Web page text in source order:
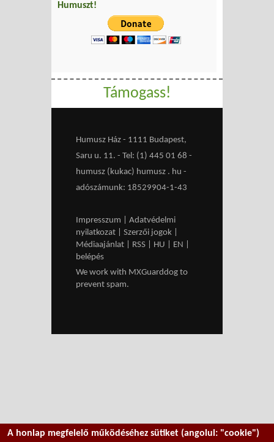
Humuszt!
Támogass!
Humusz Ház - 1111 Budapest,
Saru u. 11. - Tel: (1) 445 01 68 -
humusz (kukac) humusz . hu -
adószámunk: 18529904-1-43
Impresszum
Adatvédelmi
nyilatkozat
Szerzői jogok
Médiaajánlat
RSS HU EN
belépés
We work with MXGuarddog to
prevent spam.
A honlap megfelelő működéséhez sütiket (angolul: "cookie")